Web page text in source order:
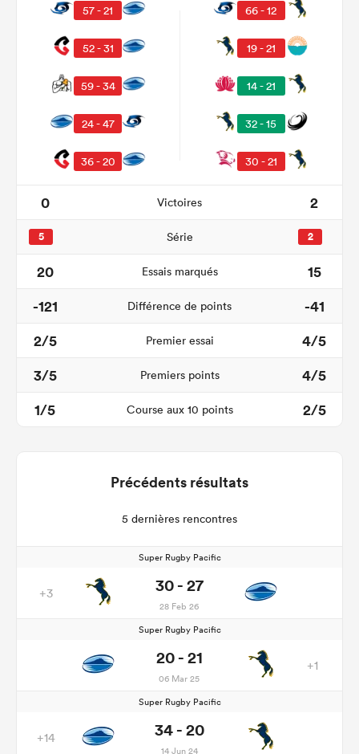
57 - 21
52 - 31
59 - 34
24 - 47
36 - 20
66 - 12
19 - 21
14 - 21
32 - 15
30 - 21
0 Victoires 2
5 Série 2
20 Essais marqués
15
-121
Différence de points
-41
2/5
Premier essai
4/5
3/5
Premiers points
4/5
1/5
Course aux 10 points 2/5
Précédents résultats
5 dernières rencontres
Super Rugby Pacific
+3 30 - 27
28 Feb 26
Super Rugby Pacific
20 - 21
06 Mar 25
+1
Super Rugby Pacific
+14 34 - 20
14 Jun 24